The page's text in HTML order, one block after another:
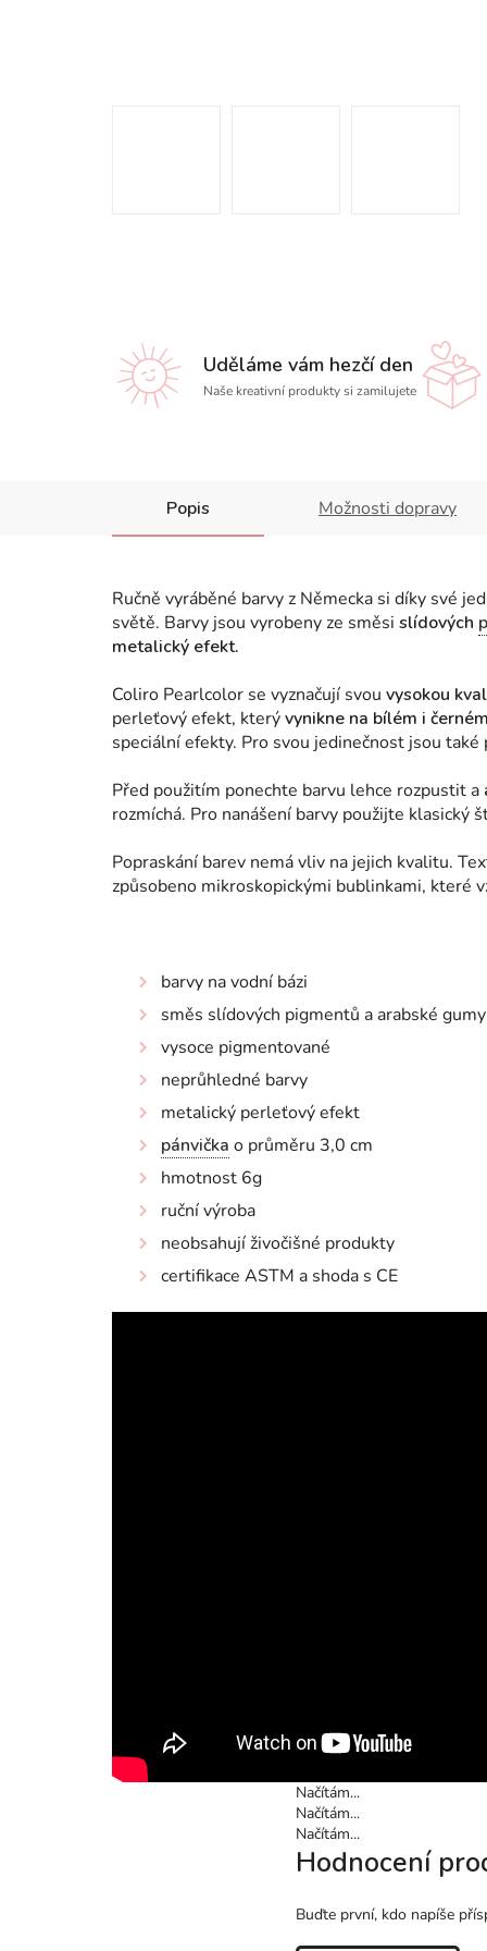
Uděláme vám hezčí den
Naše kreativní produkty si zamilujete
Popis Možnosti dopravy
Ručně vyráběné barvy z Německa si díky své
světě. Barvy jsou vyrobeny ze směsi slídových
metalický efekt.
Coliro Pearlcolor se vyznačují svou vysokou
perleťový efekt, kterývynikne na bílém i černém
speciální efekty. Pro svou jedinečnost jsou
Před použitím ponechte barvu lehce rozpustit a
rozmíchá. Pro nanášení barvy použijte klasický
Popraskání barev nemá vliv na jejich kvalitu.
způsobeno mikroskopickými bublinkami, které
barvy na vodní bázi
směs slídových pigmentů a arabské gumy
vysoce pigmentované
neprůhledné barvy
metalický perleťový efekt
pánvička o průměru 3,0 cm
hmotnost 6g
ruční výroba
neobsahují živočišné produkty
certifikace ASTM a shoda s CE
Načítám...
Načítám...
Načítám...
Hodnocení
Buďte první, kdo napíše